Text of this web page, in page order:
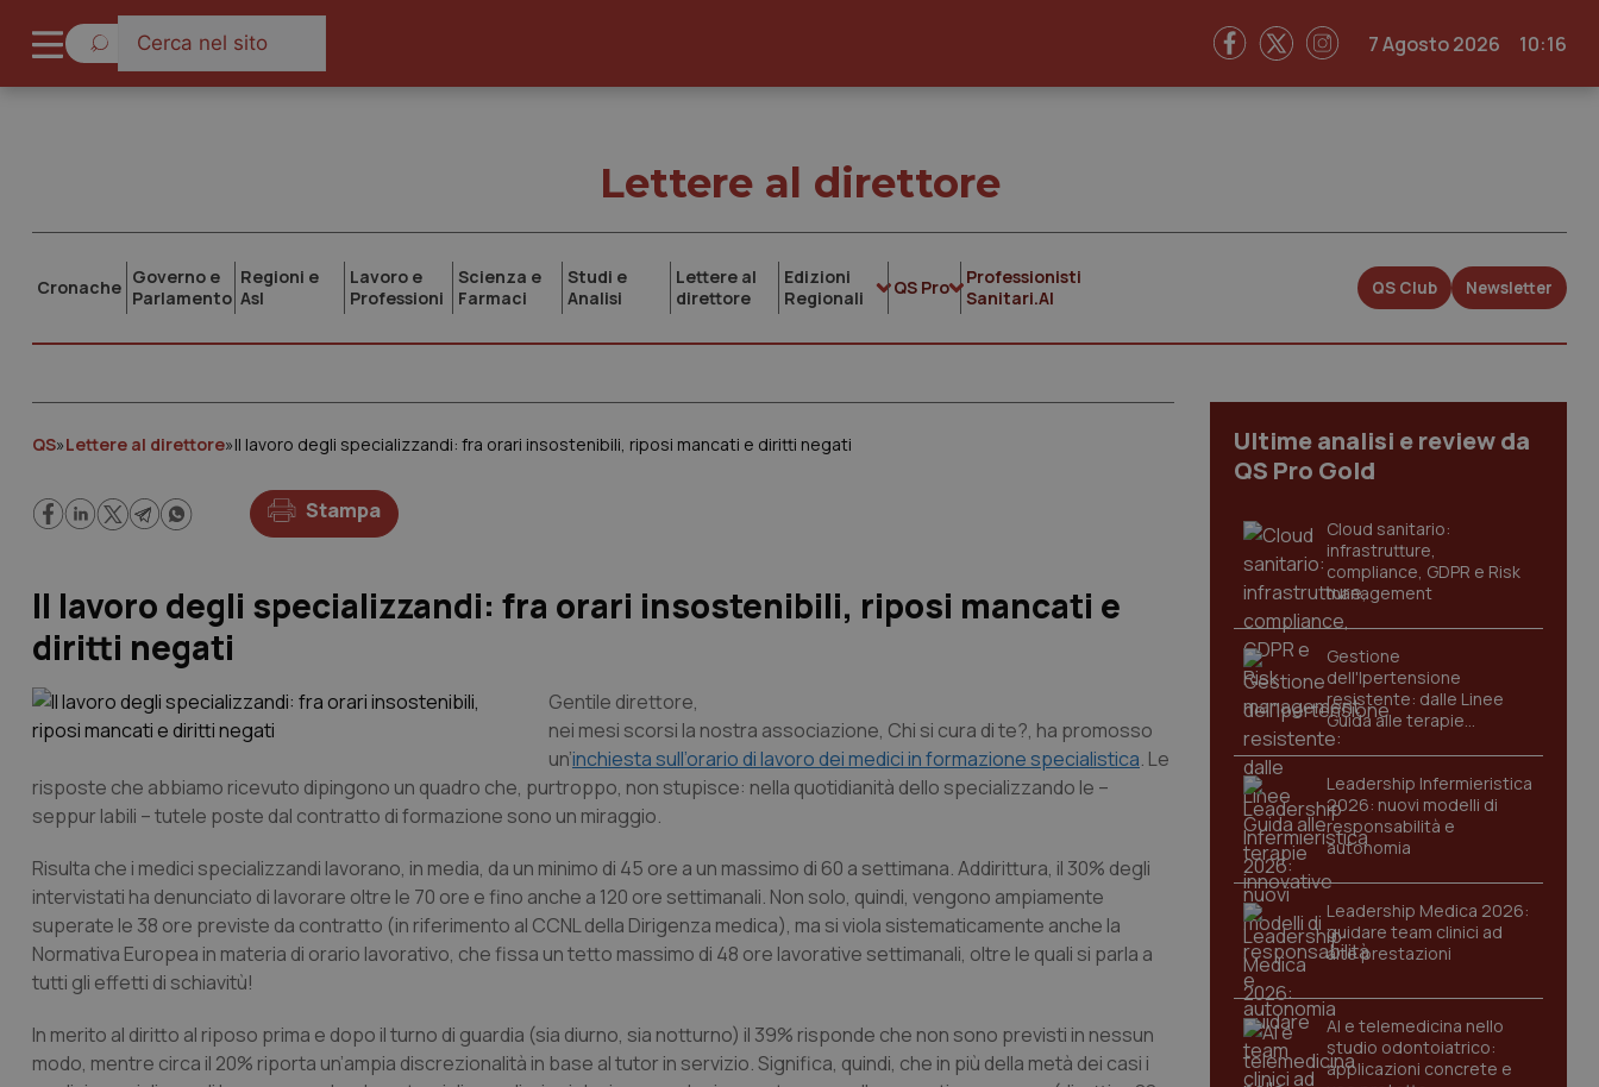
7 Agosto 2026 10:16
Lettere al direttore
Cronache Governo e
Parlamento
Regioni e
Asl
Lavoro e
Professioni
Scienza e
Farmaci
Studi e
Analisi
Lettere al
direttore
Edizioni
Regionali
QS Pro
Professionisti
Sanitari.AI
QS Club Newsletter
QS»Lettere al direttore»Il lavoro degli specializzandi: fra orari insostenibili, riposi mancati e diritti negati
Stampa
Il lavoro degli specializzandi: fra orari insostenibili, riposi mancati e
diritti negati
Gentile direttore,
nei mesi scorsi la nostra associazione, Chi si cura di te?, ha promosso
un’inchiesta sull’orario di lavoro dei medici in formazione specialistica. Le
risposte che abbiamo ricevuto dipingono un quadro che, purtroppo, non stupisce: nella quotidianità dello specializzando le –
seppur labili – tutele poste dal contratto di formazione sono un miraggio.
Risulta che i medici specializzandi lavorano, in media, da un minimo di 45 ore a un massimo di 60 a settimana. Addirittura, il 30% degli
intervistati ha denunciato di lavorare oltre le 70 ore e fino anche a 120 ore settimanali. Non solo, quindi, vengono ampiamente
superate le 38 ore previste da contratto (in riferimento al CCNL della Dirigenza medica), ma si viola sistematicamente anche la
Normativa Europea in materia di orario lavorativo, che fissa un tetto massimo di 48 ore lavorative settimanali, oltre le quali si parla a
tutti gli effetti di schiavitù!
In merito al diritto al riposo prima e dopo il turno di guardia (sia diurno, sia notturno) il 39% risponde che non sono previsti in nessun
modo, mentre circa il 20% riporta un’ampia discrezionalità in base al tutor in servizio. Significa, quindi, che in più della metà dei casi i
Ultime analisi e review da
QS Pro Gold
Cloud sanitario:
infrastrutture,
compliance, GDPR e Risk
management
Gestione
dell'Ipertensione
resistente: dalle Linee
Guida alle terapie
innovative
Leadership Infermieristica
2026: nuovi modelli di
responsabilità e
autonomia
Leadership Medica 2026:
guidare team clinici ad
alte prestazioni
AI e telemedicina nello
studio odontoiatrico:
applicazioni concrete e